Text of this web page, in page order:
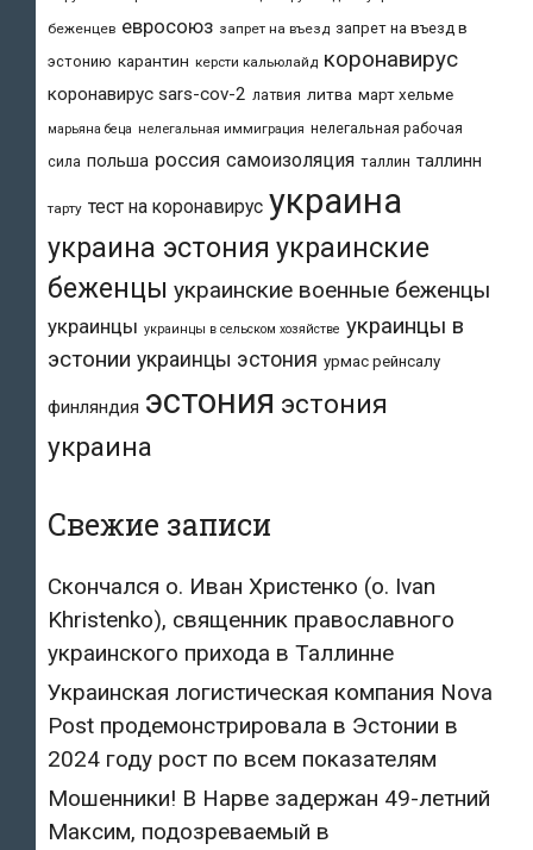
беженцев евросоюз запрет на въезд запрет на въезд в
эстонию карантин керсти кальюлайд коронавирус
коронавирус sars-cov-2 латвия литва март хельме
марьяна беца нелегальная иммиграция нелегальная рабочая
сила польша россия самоизоляция таллин таллинн
тарту тест на коронавирус украина
украина эстония украинские
беженцы украинские военные беженцы
украинцы украинцы в сельском хозяйстве украинцы в
эстонии украинцы эстония урмас рейнсалу
финляндия эстония эстония
украина
Свежие записи
Скончался о. Иван Христенко (о. Ivan
Khristenko), священник православного
украинского прихода в Таллинне
Украинская логистическая компания Nova
Post продемонстрировала в Эстонии в
2024 году рост по всем показателям
Мошенники! В Нарве задержан 49-летний
Максим, подозреваемый в